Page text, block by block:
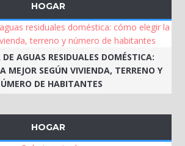
HOGAR
AGUAS RESIDUALES DOMÉSTICA:
MEJOR SEGÚN VIVIENDA, TERRENO Y
DE HABITANTES
HOGAR